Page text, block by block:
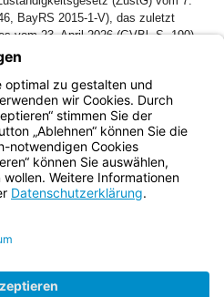
BayRS 2015-1-V), das zuletzt
vom 23. April 2026 (GVBl. S. 190)
Bayern hat das folgende Gesetz
gemacht wird: